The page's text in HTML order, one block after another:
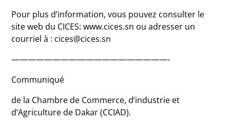
Pour plus d’information, vous pouvez consulter le
site web du CICES: www.cices.sn ou adresser un
courriel à : cices@cices.sn
———————————————————-
Communiqué
de la Chambre de Commerce, d’industrie et
d’Agriculture de Dakar (CCIAD).